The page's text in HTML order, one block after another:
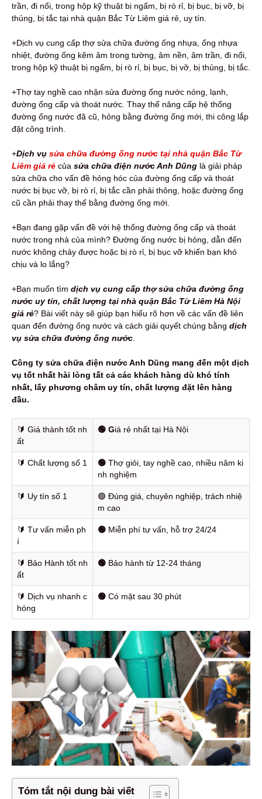
trần, đi nổi, trong hộp kỹ thuật bị ngấm, bị rò rỉ, bị bục, bị vỡ, bị
thủng, bị tắc tại nhà quận Bắc Từ Liêm giá rẻ, uy tín.
+Dịch vụ cung cấp thợ sửa chữa đường ống nhựa, ống nhựa
nhiệt, đường ống kẽm âm trong tường, âm nền, âm trần, đi nổi,
trong hộp kỹ thuật bị ngấm, bị rò rỉ, bị bục, bị vỡ, bị thủng, bị tắc.
+Thợ tay nghề cao nhận sửa đường ống nước nóng, lạnh,
đường ống cấp và thoát nước. Thay thế nâng cấp hệ thống
đường ống nước đã cũ, hỏng bằng đường ống mới, thi công lắp
đặt công trình.
+Dịch vụ sửa chữa đường ống nước tại nhà quận Bắc Từ
Liêm giá rẻ của sửa chữa điện nước Anh Dũng là giải pháp
sửa chữa cho vấn đề hỏng hóc của đường ống cấp và thoát
nước bị bục vỡ, bị rò rỉ, bị tắc cần phải thông, hoặc đường ống
cũ cần phải thay thế bằng đường ống mới.
+Bạn đang gặp vấn đề với hệ thống đường ống cấp và thoát
nước trong nhà của mình? Đường ống nước bị hỏng, dẫn đến
nước không chảy được hoặc bị rò rỉ, bị bục vỡ khiến bạn khó
chịu và lo lắng?
+Bạn muốn tìm dịch vụ cung cấp thợ sửa chữa đường ống
nước uy tín, chất lượng tại nhà quận Bắc Từ Liêm Hà Nội
giá rẻ? Bài viết này sẽ giúp bạn hiểu rõ hơn về các vấn đề liên
quan đến đường ống nước và cách giải quyết chúng bằng dịch
vụ sửa chữa đường ống nước
Công ty sửa chữa điện nước Anh Dũng mang đến một dịch
vụ tốt nhất hài lòng tất cả các khách hàng dù khó tính
nhất, lấy phương châm uy tín, chất lượng đặt lên hàng
đầu.
🔰️ Giá thành tốt nh
ất
🟢 Giá rẻ nhất tại Hà Nội
🔰️ Chất lượng số 1 🟢 Thợ giỏi, tay nghề cao, nhiều năm ki
nh nghiệm
🔰️ Uy tín số 1
🟢 Đúng giá, chuyên nghiệp, trách nhiệ
m cao
🔰️ Tư vấn miễn ph
í
🟢 Miễn phí tư vấn, hỗ trợ 24/24
🔰️ Bảo Hành tốt nh
ất
🟢 Bảo hành từ 12-24 tháng
🔰️ Dịch vụ nhanh c
hóng
🟢 Có mặt sau 30 phút
Tóm tắt nội dung bài viết